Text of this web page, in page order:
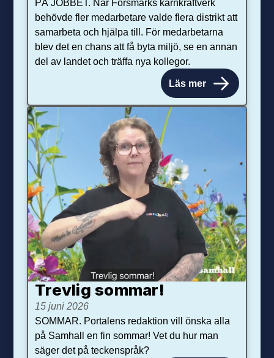
PÅ JOBBET. När Forsmarks kärnkraftverk
behövde fler medarbetare valde flera distrikt att
samarbeta och hjälpa till. För medarbetarna
blev det en chans att få byta miljö, se en annan
del av landet och träffa nya kollegor.
Läs mer
Trevlig sommar!
15 juni 2026
SOMMAR. Portalens redaktion vill önska alla
på Samhall en fin sommar! Vet du hur man
säger det på teckenspråk?